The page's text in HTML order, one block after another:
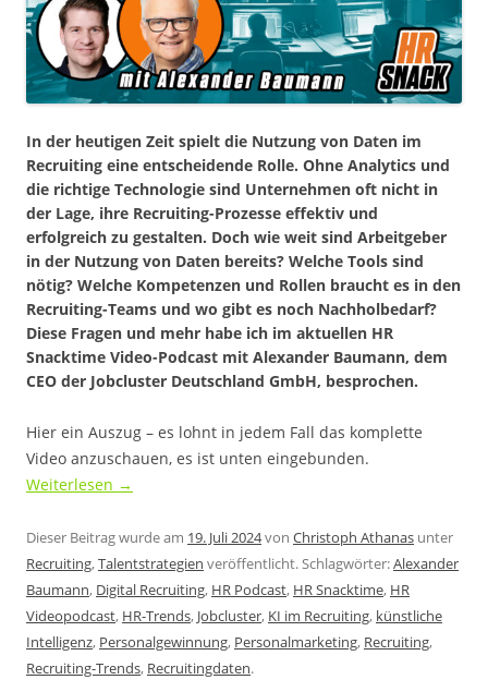
In der heutigen Zeit spielt die Nutzung von Daten im
Recruiting eine entscheidende Rolle. Ohne Analytics und
die richtige Technologie sind Unternehmen oft nicht in
der Lage, ihre Recruiting-Prozesse effektiv und
erfolgreich zu gestalten. Doch wie weit sind Arbeitgeber
in der Nutzung von Daten bereits? Welche Tools sind
nötig? Welche Kompetenzen und Rollen braucht es in den
Recruiting-Teams und wo gibt es noch Nachholbedarf?
Diese Fragen und mehr habe ich im aktuellen HR
Snacktime Video-Podcast mit Alexander Baumann, dem
CEO der Jobcluster Deutschland GmbH, besprochen.
Hier ein Auszug – es lohnt in jedem Fall das komplette
Video anzuschauen, es ist unten eingebunden.
Weiterlesen →
Dieser Beitrag wurde am 19. Juli 2024von Christoph Athanas unter
Recruiting,Talentstrategien veröffentlicht. Schlagwörter:Alexander
Baumann, Digital Recruiting, HR Podcast, HR Snacktime, HR
Videopodcast, HR-Trends, Jobcluster, KI im Recruiting, künstliche
Intelligenz, Personalgewinnung, Personalmarketing, Recruiting,
Recruiting-Trends, Recruitingdaten.